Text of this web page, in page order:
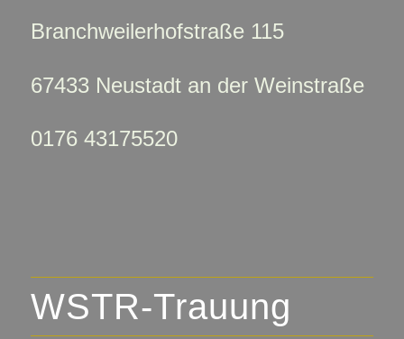
Branchweilerhofstraße 115
67433 Neustadt an der Weinstraße
0176 43175520
WSTR-Trauung